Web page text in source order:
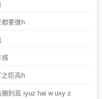
都要微h
感
之臣高h
捆到底 iyuz hai w uxy z